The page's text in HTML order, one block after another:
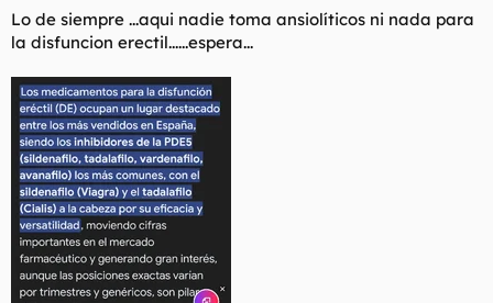
:
Lo de siempre ...aqui nadie toma ansiolíticos ni nada para
la disfuncion erectil......espera...